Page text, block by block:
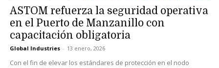
ASTOM refuerza la seguridad operativa
en el Puerto de Manzanillo con
capacitación obligatoria
Global Industries - 13 enero, 2026
Con el fin de elevar los estándares de protección en el nodo